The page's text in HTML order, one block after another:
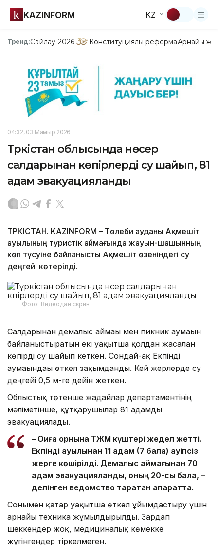
KAZINFORM KZ
Тренд:Сайлау-2026 Конституциялық реформаАрнайы
04:32, 03 Мамыр 2026
Түркістан облысында нөсер
салдарынан көпірлерді су шайып, 81
адам эвакуацияланды
ТҮРКІСТАН. KAZINFORM – Төлеби ауданы Ақмешіт
ауылының туристік аймағында жауын-шашынның
көп түсуіне байланысты Ақмешіт өзеніндегі су
деңгейі көтерілді.
Фото: Видеодан скрин
Салдарынан демалыс аймағы мен пикник аумағын
байланыстыратын екі уақытша қолдан жасалған
көпірді су шайып кеткен. Сондай-ақ Екпінді
аумағындағы өткел зақымданды. Кей жерлерде су
деңгейі 0,5 м-ге дейін жеткен.
Облыстық төтенше жағдайлар департаментінің
мәліметінше, құтқарушылар 81 адамды
эвакуациялады.
– Оқиға орнына ТЖМ күштері жедел жетті.
Екпінді ауылынан 11 адам (7 бала) қауіпсіз
жерге көшірілді. Демалыс аймағынан 70
адам эвакуацияланды, оның 20-сы бала, –
делінген ведомство таратқан ақпаратта.
Сонымен қатар уақытша өткел ұйымдастыру үшін
арнайы техника жұмылдырылды. Зардап
шеккендер жоқ, медициналық көмекке
жүгінгендер тіркелмеген.